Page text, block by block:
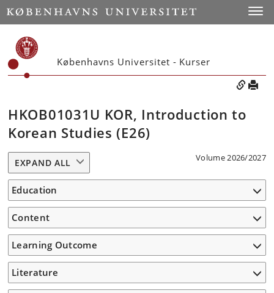
Københavns Universitet - Kurser
HKOB01031U KOR, Introduction to
Korean Studies (E26)
Volume 2026/2027
EXPAND ALL
Education
Content
Learning Outcome
Literature